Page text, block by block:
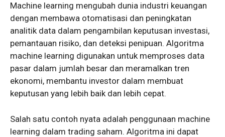
Machine learning mengubah dunia industri keuangan
dengan membawa otomatisasi dan peningkatan
analitik data dalam pengambilan keputusan investasi,
pemantauan risiko, dan deteksi penipuan. Algoritma
machine learning digunakan untuk memproses data
pasar dalam jumlah besar dan meramalkan tren
ekonomi, membantu investor dalam membuat
keputusan yang lebih baik dan lebih cepat.
Salah satu contoh nyata adalah penggunaan machine
learning dalam trading saham. Algoritma ini dapat